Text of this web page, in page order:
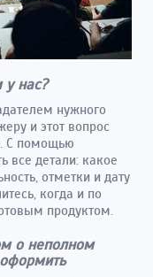
у нас?
нужного
и этот вопрос
С помощью
все детали: какое
отметки и дату
когда и по
продуктом.
о неполном